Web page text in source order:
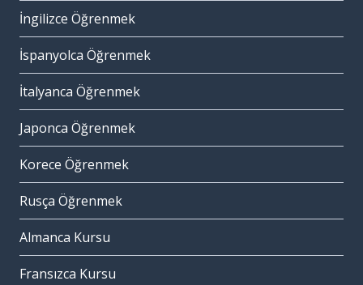
İngilizce Öğrenmek
İspanyolca Öğrenmek
İtalyanca Öğrenmek
Japonca Öğrenmek
Korece Öğrenmek
Rusça Öğrenmek
Almanca Kursu
Fransızca Kursu